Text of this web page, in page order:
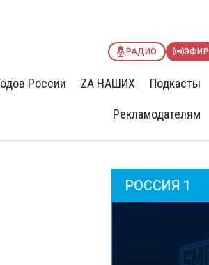
РАДИО ЭФИР
России ZА НАШИХ Подкасты
Рекламодателям
РОССИЯ 1